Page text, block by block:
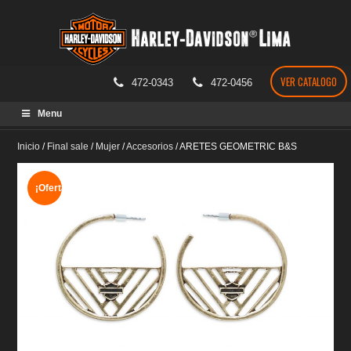
472-0343 472-0456 VER CATALOGO
Menu
Inicio / Final sale / Mujer /Accesorios /ARETES GEOMETRIC B&S
¡Oferta!